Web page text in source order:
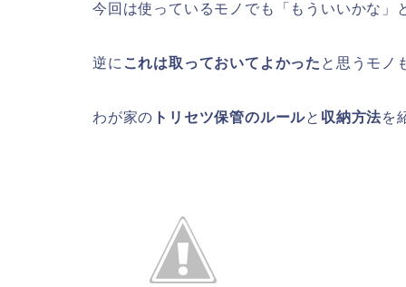
今回は使っているモノでも「もういいかな」
逆に これは取っておいてよかった と思うモノ
わが家の トリセツ保管のルールと 収納方法を